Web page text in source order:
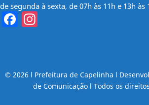
de segunda à sexta, de 07h às 11h e 13h às
Facebook
© 2026 l Prefeitura de Capelinha l
de Comunicação l Todos os direitos